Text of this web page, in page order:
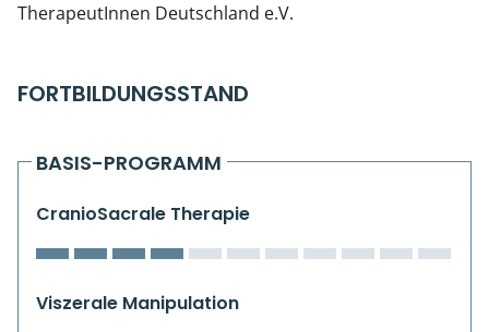
TherapeutInnen Deutschland e.V.
FORTBILDUNGSSTAND
BASIS-PROGRAMM
CranioSacrale Therapie
Viszerale Manipulation
Postgraduate- & Spezialkurse
Human Reset Week
Kursorte mit Kursangeboten